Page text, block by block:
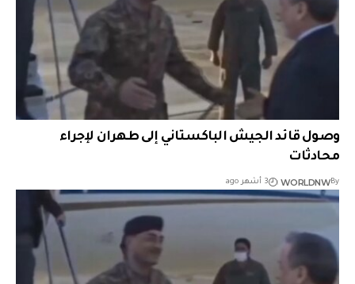
وصول قائد الجيش الباكستاني إلى طهران لإجراء
محادثات
By
WORLDNW 3 أشهر ago